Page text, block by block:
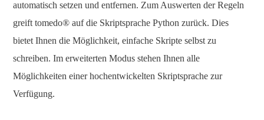
automatisch setzen und entfernen. Zum Auswerten der Regeln
greift tomedo® auf die Skriptsprache Python zurück. Dies
bietet Ihnen die Möglichkeit, einfache Skripte selbst zu
schreiben. Im erweiterten Modus stehen Ihnen alle
Möglichkeiten einer hochentwickelten Skriptsprache zur
Verfügung.